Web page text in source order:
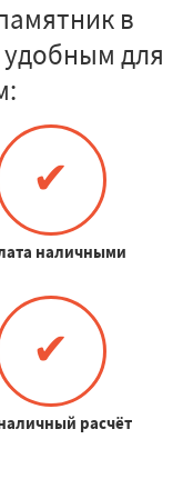
в
для
✔
наличными
✔
расчёт